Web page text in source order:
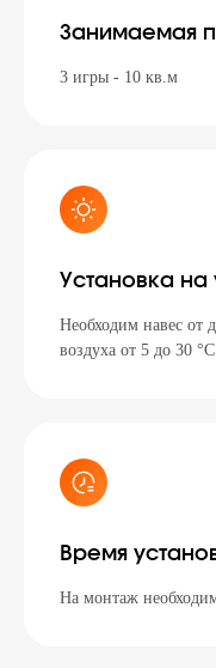
Занимаемая
3 игры - 10 кв.м
Установка на
Необходим навес от
воздуха от 5 до 30 °C
Время
На монтаж